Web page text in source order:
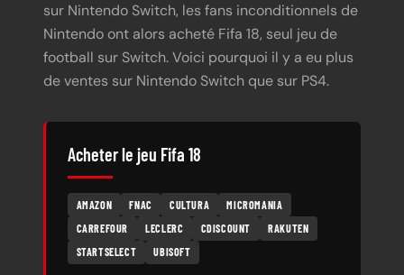
sur Nintendo Switch, les fans inconditionnels de
Nintendo ont alors acheté Fifa 18, seul jeu de
football sur Switch. Voici pourquoi il y a eu plus
de ventes sur Nintendo Switch que sur PS4.
Acheter le jeu Fifa 18
AMAZON FNAC CULTURA
MICROMANIA
CARREFOUR
LECLERC CDISCOUNT
RAKUTEN
STARTSELECT
UBISOFT